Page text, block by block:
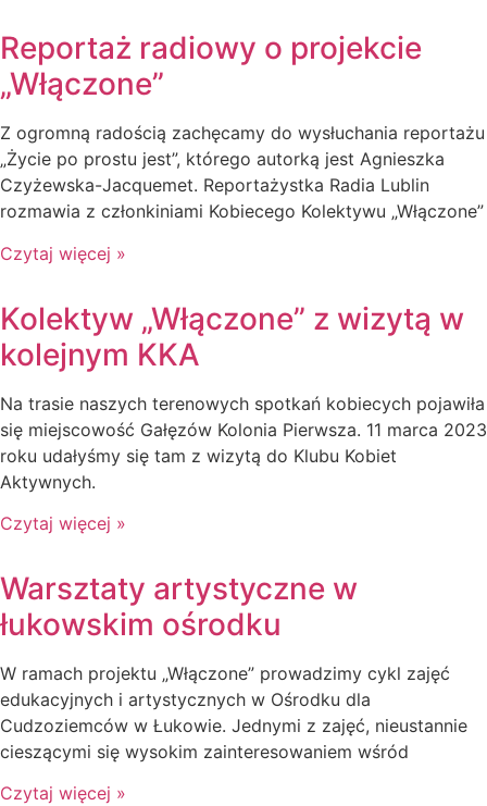
Reportaż radiowy o projekcie
„Włączone”
Z ogromną radością zachęcamy do wysłuchania reportażu
„Życie po prostu jest”, którego autorką jest Agnieszka
Czyżewska-Jacquemet. Reportażystka Radia Lublin
rozmawia z członkiniami Kobiecego Kolektywu „Włączone”
Czytaj więcej »
Kolektyw „Włączone” z wizytą w
kolejnym KKA
Na trasie naszych terenowych spotkań kobiecych pojawiła
się miejscowość Gałęzów Kolonia Pierwsza. 11 marca 2023
roku udałyśmy się tam z wizytą do Klubu Kobiet
Aktywnych.
Czytaj więcej »
Warsztaty artystyczne w
łukowskim ośrodku
W ramach projektu „Włączone” prowadzimy cykl zajęć
edukacyjnych i artystycznych w Ośrodku dla
Cudzoziemców w Łukowie. Jednymi z zajęć, nieustannie
cieszącymi się wysokim zainteresowaniem wśród
Czytaj więcej »